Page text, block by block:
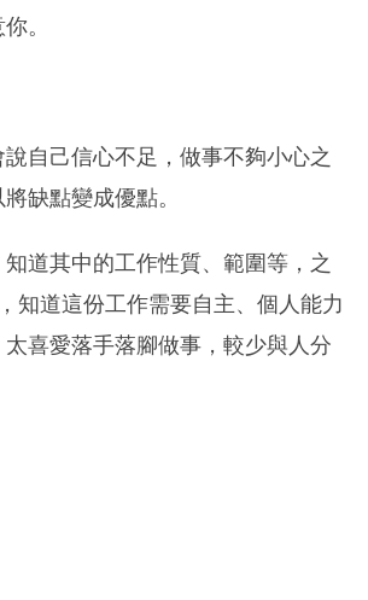
。
自己信心不足，做事不夠小心之
缺點變成優點。
道其中的工作性質、範圍等，之
知道這份工作需要自主、個人能力
喜愛落手落腳做事，較少與人分